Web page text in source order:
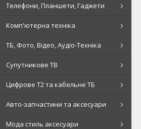
Телефони, Планшети, Гаджети
Комп'ютерна техніка
ТБ, Фото, Відео, Аудіо-Техніка
Супутникове ТВ
Цифрове Т2 та кабельне ТБ
Авто-запчастини та аксесуари
Мода стиль аксесуари